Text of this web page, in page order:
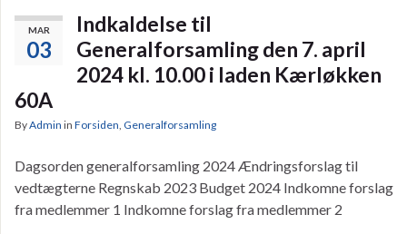
MAR
03
Indkaldelse til
Generalforsamling den 7. april
2024 kl. 10.00 i laden Kærløkken
60A
ByAdmin in Forsiden, Generalforsamling
Dagsorden generalforsamling 2024 Ændringsforslag til
vedtægterne Regnskab 2023 Budget 2024 Indkomne forslag
fra medlemmer 1 Indkomne forslag fra medlemmer 2